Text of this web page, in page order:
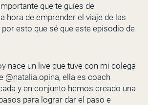
que te guíes de
hora de emprender el viaje de las
esto que sé que este episodio de
nace un live que tuve con mi colega
@natalia.opina, ella es coach
y en conjunto hemos creado una
para lograr dar el paso e